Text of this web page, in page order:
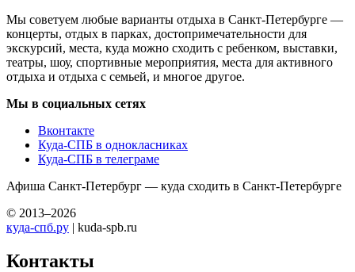
Мы советуем любые варианты отдыха в Санкт-Петербурге —
концерты, отдых в парках, достопримечательности для
экскурсий, места, куда можно сходить с ребенком, выставки,
театры, шоу, спортивные мероприятия, места для активного
отдыха и отдыха с семьей, и многое другое.
Мы в социальных сетях
Вконтакте
Куда-СПБ в однокласниках
Куда-СПБ в телеграме
Афиша Санкт-Петербург — куда сходить в Санкт-Петербурге
© 2013–2026
куда-спб.ру | kuda-spb.ru
Контакты